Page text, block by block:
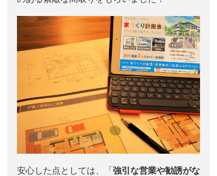
安心した点としては、「 強引な営業や勧誘がな